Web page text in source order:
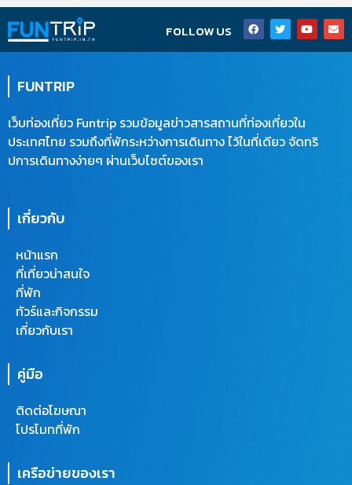
FOLLOW US F
a
c
e
T
w
i
t
Y
o
u
t
E
n
v
e
FUNTRIP
เว็บท่องเที่ยว Funtrip รวมข้อมูลข่าวสารสถานที่ท่องเที่ยวใน
ประเทศไทย รวมถึงที่พักระหว่างการเดินทาง ไว้ในที่เดียว จัดทริ
ปการเดินทางง่ายๆ ผ่านเว็บไซต์ของเรา
เกี่ยวกับ
หน้าแรก
ที่เที่ยวน่าสนใจ
ที่พัก
ทัวร์และกิจกรรม
เกี่ยวกับเรา
คู่มือ
ติดต่อโฆษณา
โปรโมทที่พัก
เครือข่ายของเรา